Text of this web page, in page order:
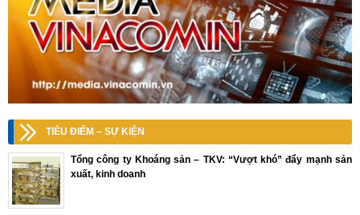
TIÊU ĐIỂM – SỰ KIỆN
Tổng công ty Khoáng sản – TKV: “Vượt khó” đẩy mạnh sản
xuất, kinh doanh